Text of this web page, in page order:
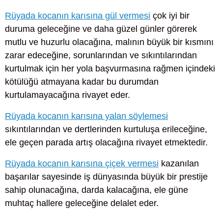
Rüyada kocanın karısına gül vermesi çok iyi bir
duruma geleceğine ve daha güzel günler görerek
mutlu ve huzurlu olacağına, malının büyük bir kısmını
zarar edeceğine, sorunlarından ve sıkıntılarından
kurtulmak için her yola başvurmasına rağmen içindeki
kötülüğü atmayana kadar bu durumdan
kurtulamayacağına rivayet eder.
Rüyada kocanın karısına yalan söylemesi
sıkıntılarından ve dertlerinden kurtuluşa erileceğine,
ele geçen parada artış olacağına rivayet etmektedir.
Rüyada kocanın karısına çiçek vermesi kazanılan
başarılar sayesinde iş dünyasında büyük bir prestije
sahip olunacağına, darda kalacağına, ele güne
muhtaç hallere geleceğine delalet eder.